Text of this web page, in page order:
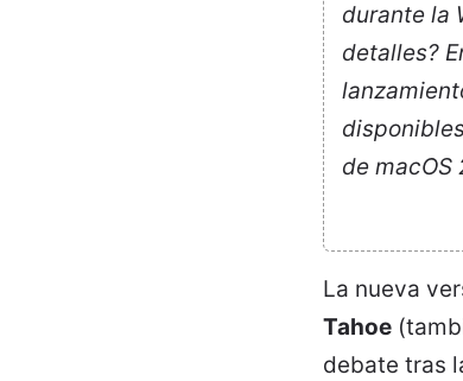
durante la
detalles?
de macOS
La nueva
Tahoe
debate tras